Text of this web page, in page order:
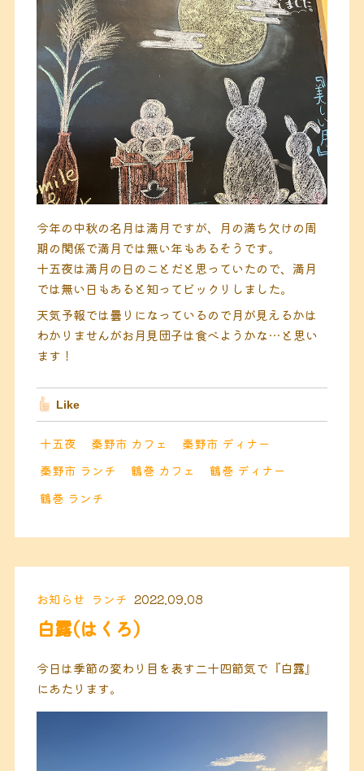
今年の中秋の名月は満月ですが、月の満ち欠けの周
期の関係で満月では無い年もあるそうです。
十五夜は満月の日のことだと思っていたので、満月
では無い日もあると知ってビックリしました。
天気予報では曇りになっているので月が見えるかは
わかりませんがお月見団子は食べようかな…と思い
ます！
Like
十五夜 秦野市 カフェ
秦野市 ディナー
秦野市 ランチ
鶴巻 カフェ
鶴巻 ディナー
鶴巻 ランチ
お知らせ ランチ 2022.09.08
白露(はくろ)
今日は季節の変わり目を表す二十四節気で『白露』
にあたります。